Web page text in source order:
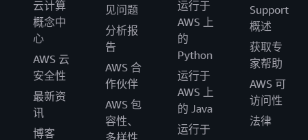
云计算
概念中
心
AWS 云
安全性
最新资
讯
博客
见问题
分析报
告
AWS 合
作伙伴
AWS 包
容性、
多样性
运行于
AWS 上
的
Python
运行于
AWS 上
的 Java
运行于
Support
概述
获取专
家帮助
AWS 可
访问性
法律